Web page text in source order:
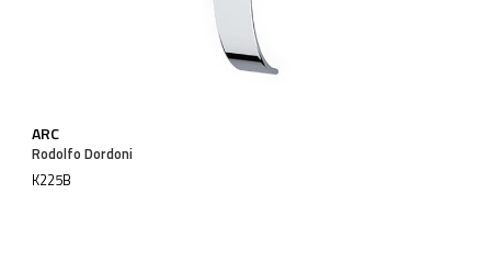
ARC
Rodolfo Dordoni
K225B